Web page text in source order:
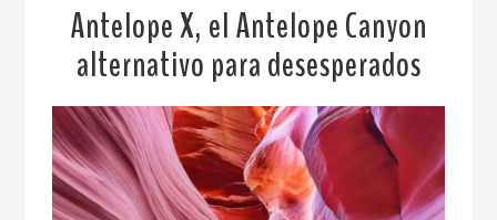
Antelope X, el Antelope Canyon
alternativo para desesperados